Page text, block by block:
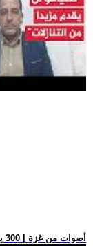
.. أصوات من غزة | 300 يوم من المعاناة تحت الحصار والخروقات